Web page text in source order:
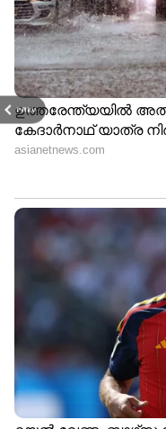
PREV